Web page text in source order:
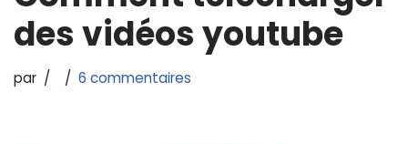
des vidéos youtube
par 6 commentaires